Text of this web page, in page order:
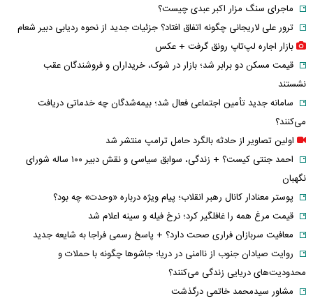
ماجرای سنگ مزار اکبر عبدی چیست؟
ترور علی لاریجانی چگونه اتفاق افتاد؟ جزئیات جدید از نحوه ردیابی دبیر شعام
بازار اجاره لپ‌تاپ رونق گرفت + عکس
قیمت مسکن دو برابر شد؛ بازار در شوک، خریداران و فروشندگان عقب
نشستند
سامانه جدید تأمین اجتماعی فعال شد؛ بیمه‌شدگان چه خدماتی دریافت
می‌کنند؟
اولین تصاویر از حادثه بالگرد حامل ترامپ منتشر شد
احمد جنتی کیست؟ + زندگی، سوابق سیاسی و نقش دبیر ۱۰۰ ساله شورای
نگهبان
پوستر معنادار کانال رهبر انقلاب؛ پیام ویژه درباره «وحدت» چه بود؟
قیمت مرغ همه را غافلگیر کرد؛ نرخ فیله و سینه اعلام شد
معافیت سربازان فراری صحت دارد؟ + پاسخ رسمی فراجا به شایعه جدید
روایت صیادان جنوب از ناامنی در دریا؛ جاشوها چگونه با حملات و
محدودیت‌های دریایی زندگی می‌کنند؟
مشاور سیدمحمد خاتمی درگذشت